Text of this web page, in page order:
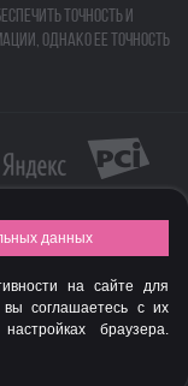
точность и
однако ее точность
Spadream
данных
на сайте для
вы соглашаетесь с их
браузера.